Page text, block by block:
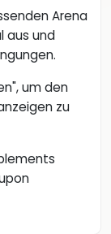
Arena
aus und
um den
zu